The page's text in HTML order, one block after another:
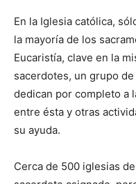
En la Iglesia católica,
la mayoría de los
Eucaristía, clave en la
sacerdotes, un grupo
dedican por completo a
entre ésta y otras
su ayuda.
Cerca de 500 iglesias